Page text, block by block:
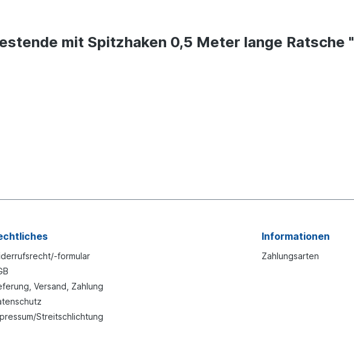
mit Spitzhaken 0,5 Meter lange Ratsche "
formular
Versand, Zahlung
Streitschlichtung
Informationen
Zahlungsarten